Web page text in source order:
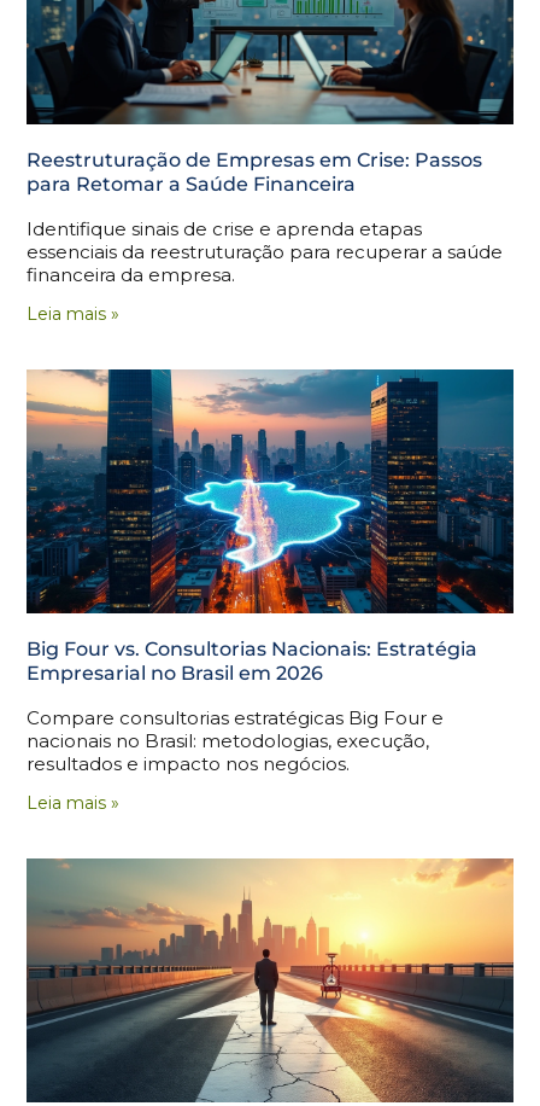
Reestruturação de Empresas em Crise: Passos
para Retomar a Saúde Financeira
Identifique sinais de crise e aprenda etapas
essenciais da reestruturação para recuperar a saúde
financeira da empresa.
Leia mais »
Big Four vs. Consultorias Nacionais: Estratégia
Empresarial no Brasil em 2026
Compare consultorias estratégicas Big Four e
nacionais no Brasil: metodologias, execução,
resultados e impacto nos negócios.
Leia mais »